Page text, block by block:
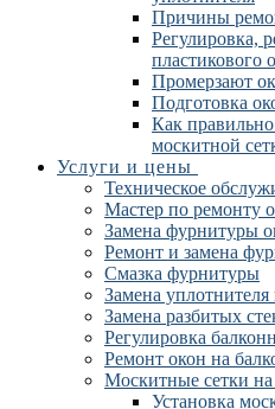
Причины
Регулировка,
пластикового
Промерзают
Подготовка
Как
москитной
Услуги и цены
Техническое
Мастер по ремонту
Замена фурнитуры
Ремонт и замена
Смазка фурнитуры
Замена уплотнителя
Замена разбитых
Регулировка
Ремонт окон на
Москитные сетки на
Установка